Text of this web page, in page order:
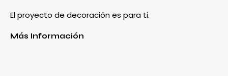
El proyecto de decoración es para ti.
Más Información